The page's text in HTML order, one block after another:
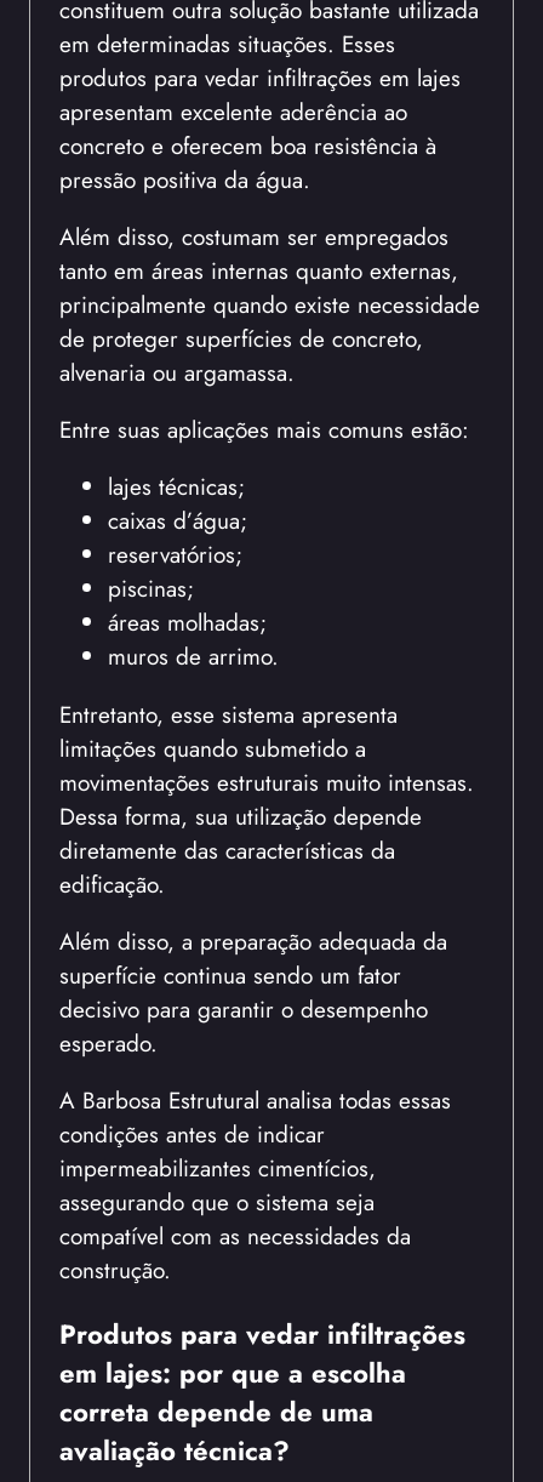
constituem outra solução bastante utilizada
em determinadas situações. Esses
produtos para vedar infiltrações em lajes
apresentam excelente aderência ao
concreto e oferecem boa resistência à
pressão positiva da água.
Além disso, costumam ser empregados
tanto em áreas internas quanto externas,
principalmente quando existe necessidade
de proteger superfícies de concreto,
alvenaria ou argamassa.
Entre suas aplicações mais comuns estão:
lajes técnicas;
caixas d’água;
reservatórios;
piscinas;
áreas molhadas;
muros de arrimo.
Entretanto, esse sistema apresenta
limitações quando submetido a
movimentações estruturais muito intensas.
Dessa forma, sua utilização depende
diretamente das características da
edificação.
Além disso, a preparação adequada da
superfície continua sendo um fator
decisivo para garantir o desempenho
esperado.
A Barbosa Estrutural analisa todas essas
condições antes de indicar
impermeabilizantes cimentícios,
assegurando que o sistema seja
compatível com as necessidades da
construção.
Produtos para vedar infiltrações
em lajes: por que a escolha
correta depende de uma
avaliação técnica?